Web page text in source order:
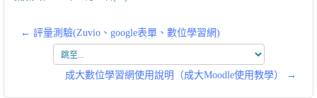
← 評量測驗(Zuvio、google表單、數位學習網)
跳
至...
成大數位學習網使用說明（成大Moodle使用教學） →